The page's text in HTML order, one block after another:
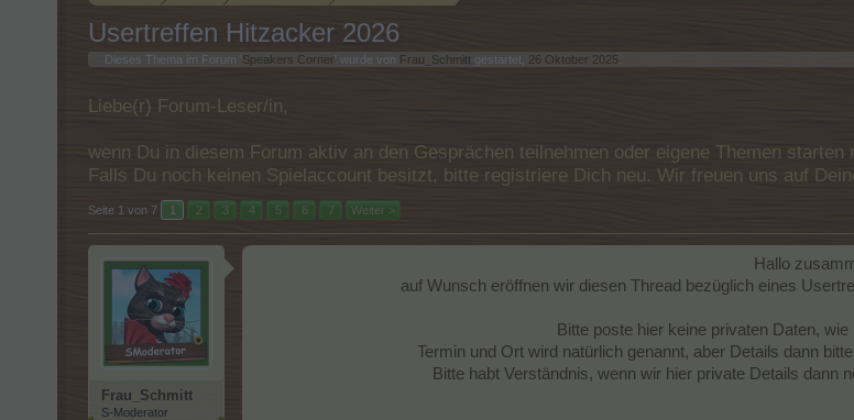
Usertreffen Hitzacker 2026
Dieses Thema im Forum ' Speakers Corner ' wurde von Frau_Schmitt gestartet, 26 Oktober 2025
Liebe(r) Forum-Leser/in,
wenn Du in diesem Forum aktiv an den Gesprächen teilnehmen oder eigene Themen
Falls Du noch keinen Spielaccount besitzt, bitte registriere Dich neu. Wir freuen uns auf
Seite 1 von 7 1 2 3 4 5 6 7 Weiter >
Frau_Schmitt
S-Moderator
Hallo
auf Wunsch eröffnen wir diesen Thread bezüglich eines
Bitte poste hier keine privaten Daten,
Termin und Ort wird natürlich genannt, aber Details dann
Bitte habt Verständnis, wenn wir hier private Details dann